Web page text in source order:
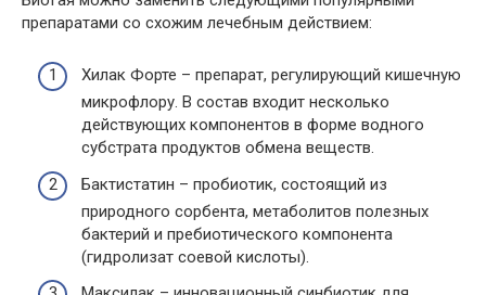
препаратами со схожим лечебным действием:
Хилак Форте – препарат, регулирующий кишечную
микрофлору. В состав входит несколько
действующих компонентов в форме водного
субстрата продуктов обмена веществ.
Бактистатин – пробиотик, состоящий из
природного сорбента, метаболитов полезных
бактерий и пребиотического компонента
(гидролизат соевой кислоты).